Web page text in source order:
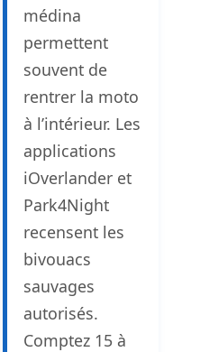
médina
permettent
souvent de
rentrer la moto
à l’intérieur. Les
applications
iOverlander et
Park4Night
recensent les
bivouacs
sauvages
autorisés.
Comptez 15 à